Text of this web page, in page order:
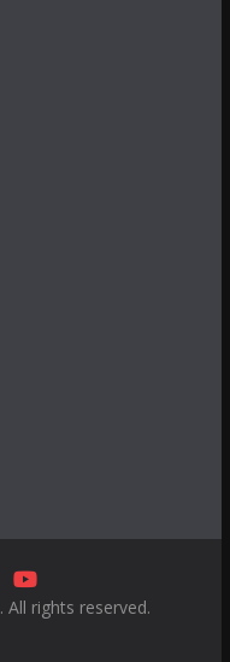
. All rights reserved.